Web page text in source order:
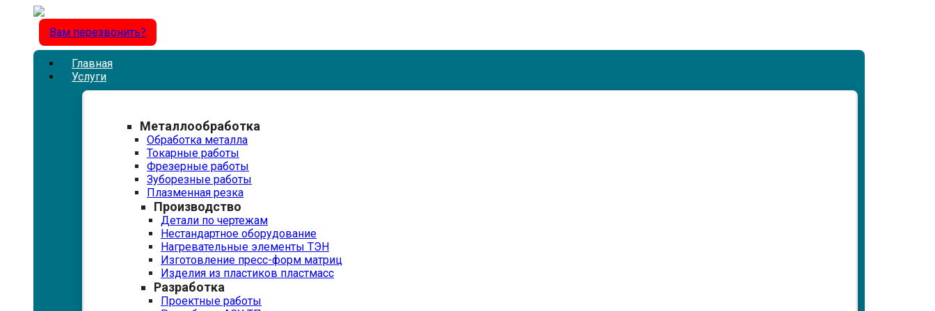
Вам перезвонить?
Главная
Услуги
Металлообработка
Обработка металла
Токарные работы
Фрезерные работы
Зуборезные работы
Плазменная резка
Производство
Детали по чертежам
Нестандартное оборудование
Нагревательные элементы ТЭН
Изготовление пресс-форм матриц
Изделия из пластиков пластмасс
Разработка
Проектные работы